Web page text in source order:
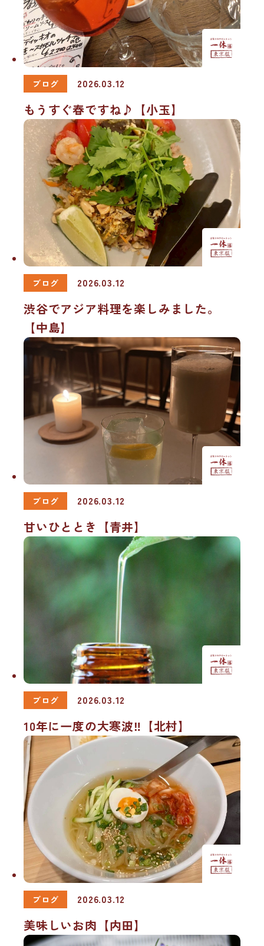
ブログ 2026.03.12
もうすぐ春ですね♪【小玉】
ブログ 2026.03.12
渋谷でアジア料理を楽しみました。
【中島】
ブログ 2026.03.12
甘いひととき【青井】
ブログ 2026.03.12
10年に一度の大寒波‼【北村】
ブログ 2026.03.12
美味しいお肉【内田】